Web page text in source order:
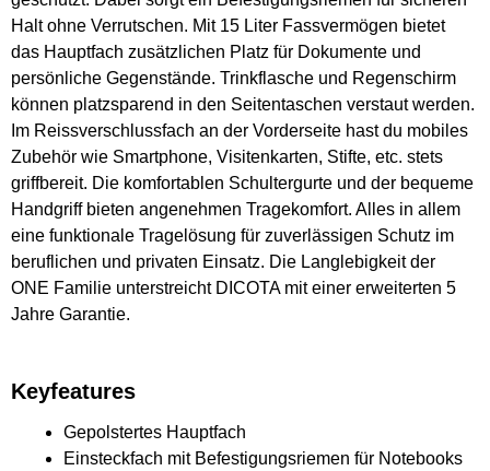
Halt ohne Verrutschen. Mit 15 Liter Fassvermögen bietet
das Hauptfach zusätzlichen Platz für Dokumente und
persönliche Gegenstände. Trinkflasche und Regenschirm
können platzsparend in den Seitentaschen verstaut werden.
Im Reissverschlussfach an der Vorderseite hast du mobiles
Zubehör wie Smartphone, Visitenkarten, Stifte, etc. stets
griffbereit. Die komfortablen Schultergurte und der bequeme
Handgriff bieten angenehmen Tragekomfort. Alles in allem
eine funktionale Tragelösung für zuverlässigen Schutz im
beruflichen und privaten Einsatz. Die Langlebigkeit der
ONE Familie unterstreicht DICOTA mit einer erweiterten 5
Jahre Garantie.
Keyfeatures
Gepolstertes Hauptfach
Einsteckfach mit Befestigungsriemen für Notebooks